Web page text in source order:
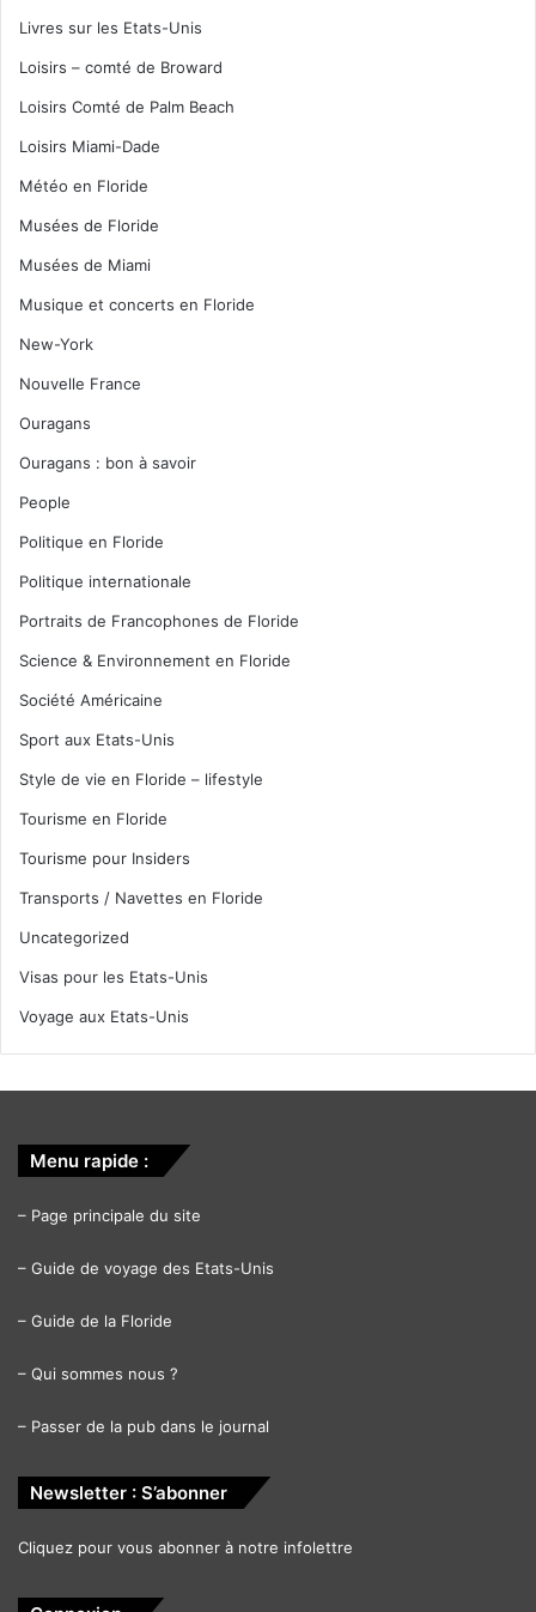
Livres sur les Etats-Unis
Loisirs – comté de Broward
Loisirs Comté de Palm Beach
Loisirs Miami-Dade
Météo en Floride
Musées de Floride
Musées de Miami
Musique et concerts en Floride
New-York
Nouvelle France
Ouragans
Ouragans : bon à savoir
People
Politique en Floride
Politique internationale
Portraits de Francophones de Floride
Science & Environnement en Floride
Société Américaine
Sport aux Etats-Unis
Style de vie en Floride – lifestyle
Tourisme en Floride
Tourisme pour Insiders
Transports / Navettes en Floride
Uncategorized
Visas pour les Etats-Unis
Voyage aux Etats-Unis
Menu rapide :
– Page principale du site
– Guide de voyage des Etats-Unis
– Guide de la Floride
– Qui sommes nous ?
– Passer de la pub dans le journal
Newsletter : S’abonner
Cliquez pour vous abonner à notre infolettre